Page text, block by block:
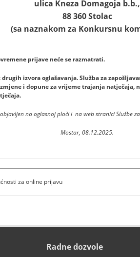
ulica Kneza Domagoja b.b.,
88 360 Stolac
(sa naznakom za Konkursnu
prijave neće se razmatrati.
izvora oglašavanja. Služba za
i dopune za vrijeme trajanja natječaja,
na oglasnoj ploči i na web stranici Službe
Mostar, 08.12.2025.
za online prijavu
Radne dozvole